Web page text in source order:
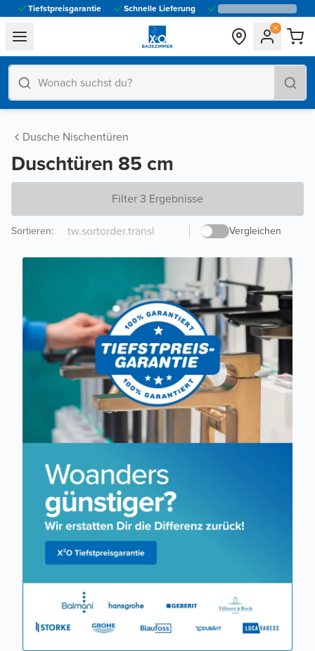
Tiefstpreisgarantie Schnelle Lieferung
general.navigation.toggle_menu.label
Dusche Nischentüren
Duschtüren 85 cm
Filter 3 Ergebnisse
Vergleichen
Sortieren: